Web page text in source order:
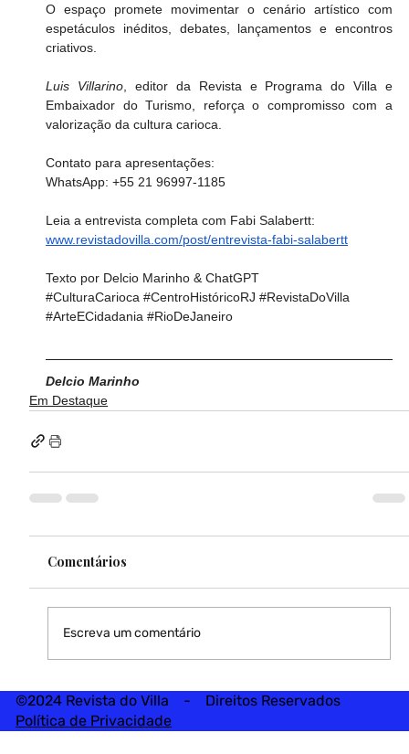
O espaço promete movimentar o cenário artístico com
espetáculos inéditos, debates, lançamentos e encontros
criativos.
Luis Villarino , editor da Revista e Programa do Villa e
Embaixador do Turismo, reforça o compromisso com a
valorização da cultura carioca.
Contato para apresentações:
WhatsApp: +55 21 96997-1185
Leia a entrevista completa com Fabi Salabertt:
www.revistadovilla.com/post/entrevista-fabi-salabertt
Texto por Delcio Marinho & ChatGPT
#CulturaCarioca #CentroHistóricoRJ #RevistaDoVilla
#ArteECidadania #RioDeJaneiro
Delcio Marinho
Em Destaque
Comentários
Escreva um comentário
©2024 Revista do Villa - Direitos Reservados
Política de Privacidade